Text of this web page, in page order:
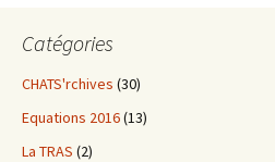
Catégories
CHATS'rchives (30)
Equations 2016(13)
La TRAS (2)